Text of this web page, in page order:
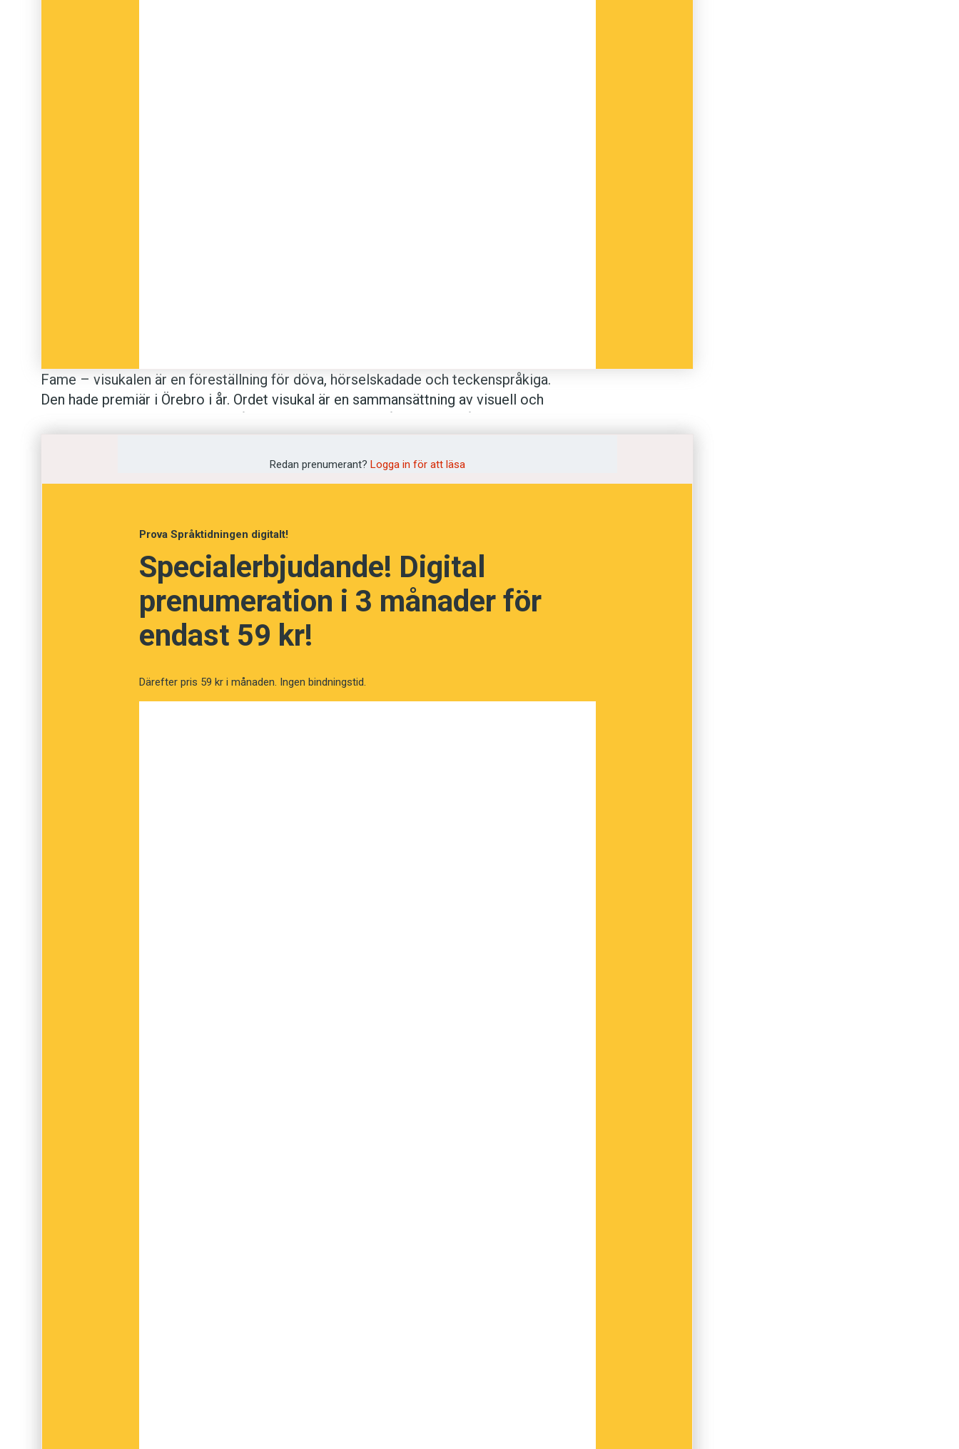
Fame – visukalen är en före­ställning för döva, hörselska­dade­ och teckenspråkiga.
Den hade premiär i Örebro i år. Ordet visukal är en samman­sättning av visuell och
Redan prenumerant? Logga in för att läsa
Prova Språktidningen digitalt!
Specialerbjudande! Digital
prenumeration i 3 månader för
endast 59 kr!
Därefter pris 59 kr i månaden. Ingen bindningstid.